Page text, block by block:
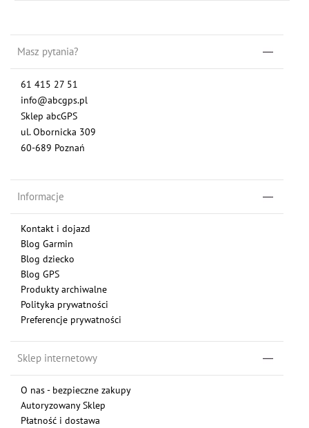
Masz pytania?
61 415 27 51
info@abcgps.pl
Sklep abcGPS
ul. Obornicka 309
60-689 Poznań
Informacje
Kontakt i dojazd
Blog Garmin
Blog dziecko
Blog GPS
Produkty archiwalne
Polityka prywatności
Preferencje prywatności
Sklep internetowy
O nas - bezpieczne zakupy
Autoryzowany Sklep
Płatność i dostawa